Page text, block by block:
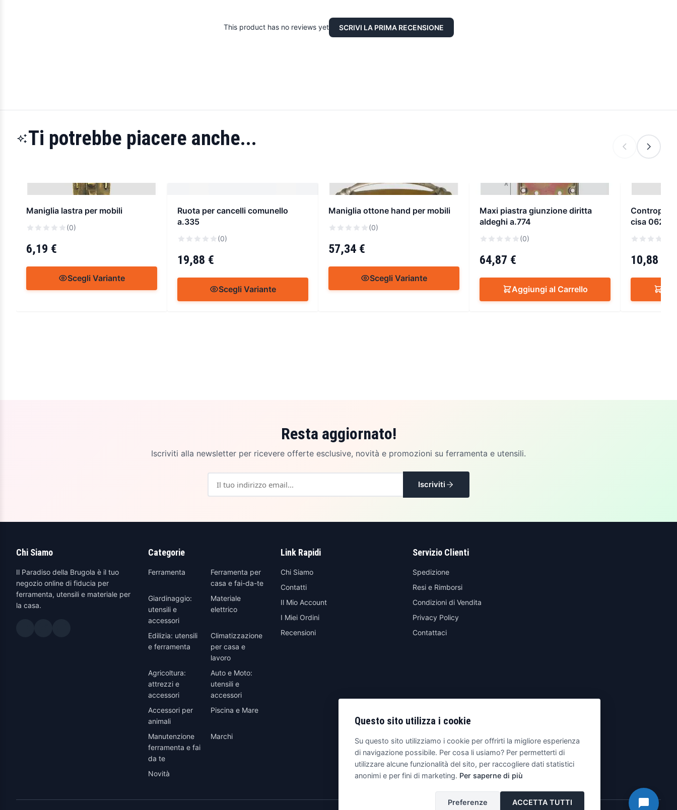
This product has no reviews yet SCRIVI LA PRIMA RECENSIONE
Ti potrebbe piacere anche...
Maniglia lastra per mobili
(0)
6,19 €
Scegli Variante
Ruota per cancelli comunello
a.335
(0)
19,88 €
Scegli Variante
Maniglia ottone hand per mobili
(0)
57,34 €
Scegli Variante
Maxi piastra giunzione diritta
aldeghi a.774
(0)
64,87 €
Aggiungi al Carrello
cisa 06213
10,88 €
Resta aggiornato!
Iscriviti alla newsletter per ricevere offerte esclusive, novità e promozioni su ferramenta e utensili.
Iscriviti
Chi Siamo
Il Paradiso della Brugola è il tuo
negozio online di fiducia per
ferramenta, utensili e materiale per
la casa.
Categorie
Ferramenta
Ferramenta per
casa e fai-da-te
Giardinaggio:
utensili e
accessori
Materiale
elettrico
Edilizia: utensili
e ferramenta
Climatizzazione
per casa e
lavoro
Agricoltura:
attrezzi e
accessori
Auto e Moto:
utensili e
accessori
Accessori per
animali
Piscina e Mare
Manutenzione
ferramenta e fai
da te
Marchi
Novità
Link Rapidi
Chi Siamo
Contatti
Il Mio Account
I Miei Ordini
Recensioni
Servizio Clienti
Spedizione
Resi e Rimborsi
Condizioni di Vendita
Privacy Policy
Contattaci
Questo sito utilizza i cookie
Su questo sito utilizziamo i cookie per offrirti la migliore esperienza
di navigazione possibile. Per cosa li usiamo? Per permetterti di
utilizzare alcune funzionalità del sito, per raccogliere dati statistici
anonimi e per fini di marketing. Per saperne di più
Preferenze ACCETTA TUTTI